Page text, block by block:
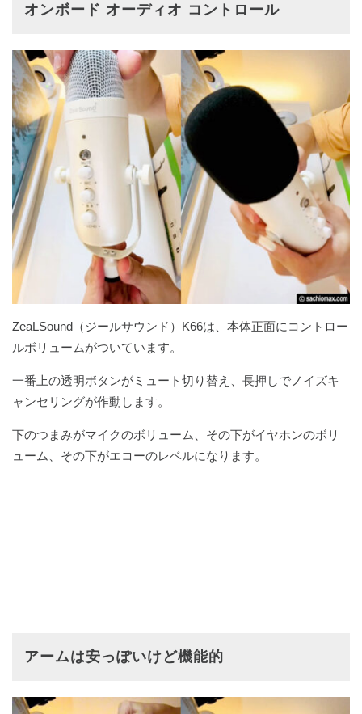
オンボード オーディオ コントロール
ZeaLSound（ジールサウンド）K66は、本体正面にコントロー
ルボリュームがついています。
一番上の透明ボタンがミュート切り替え、長押しでノイズキ
ャンセリングが作動します。
下のつまみがマイクのボリューム、その下がイヤホンのボリ
ューム、その下がエコーのレベルになります。
アームは安っぽいけど機能的